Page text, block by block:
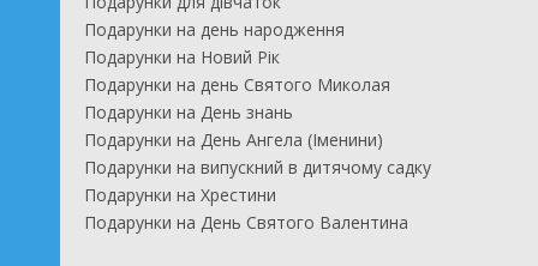
Подарунки на день народження
Подарунки на Новий Рік
Подарунки на день Святого Миколая
Подарунки на День знань
Подарунки на День Ангела (Іменини)
Подарунки на випускний в дитячому садку
Подарунки на Хрестини
Подарунки на День Святого Валентина